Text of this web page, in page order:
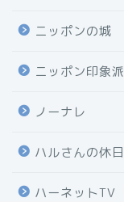
ニッポンの城
ニッポン印象派
ノーナレ
ハルさんの休日
ハーネットTV